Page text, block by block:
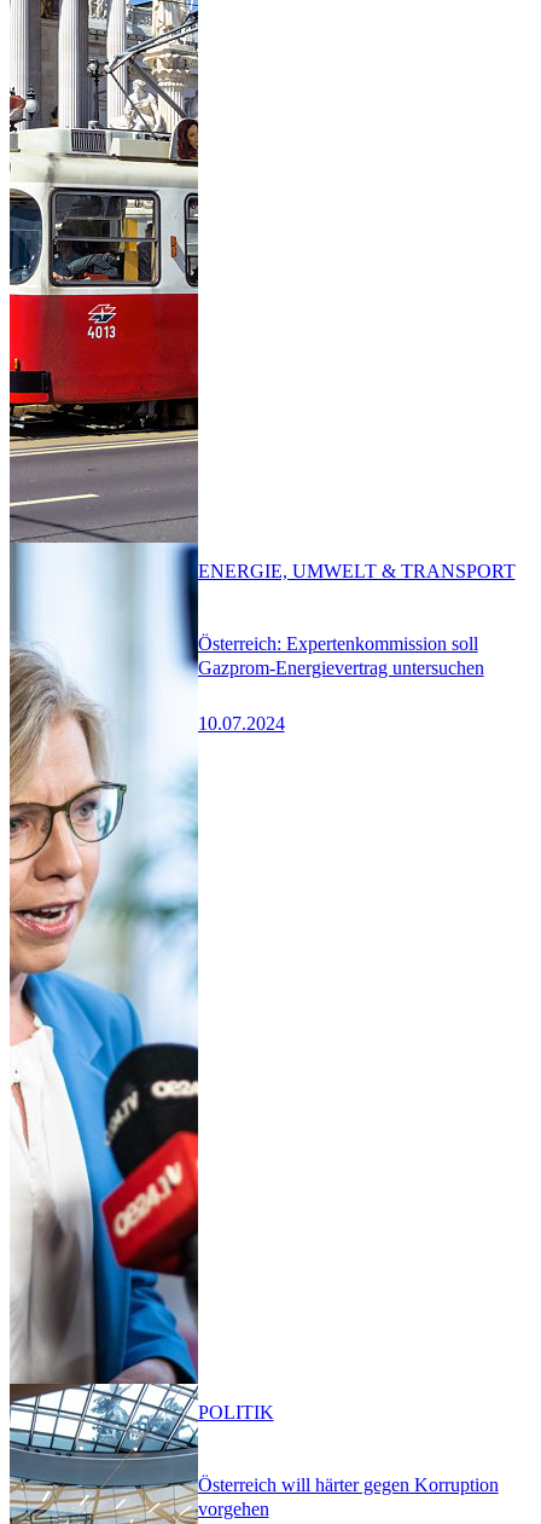
Österreich: Expertenkommission soll
Gazprom-Energievertrag untersuchen
10.07.2024
ENERGIE, UMWELT & TRANSPORT
Österreich will härter gegen Korruption
vorgehen
POLITIK